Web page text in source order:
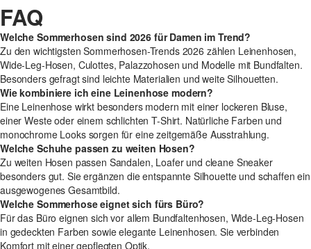
FAQ
Welche Sommerhosen sind 2026 für Damen im Trend?
Zu den wichtigsten Sommerhosen-Trends 2026 zählen Leinenhosen,
Wide-Leg-Hosen, Culottes, Palazzohosen und Modelle mit Bundfalten.
Besonders gefragt sind leichte Materialien und weite Silhouetten.
Wie kombiniere ich eine Leinenhose modern?
Eine Leinenhose wirkt besonders modern mit einer lockeren Bluse,
einer Weste oder einem schlichten T-Shirt. Natürliche Farben und
monochrome Looks sorgen für eine zeitgemäße Ausstrahlung.
Welche Schuhe passen zu weiten Hosen?
Zu weiten Hosen passen Sandalen, Loafer und cleane Sneaker
besonders gut. Sie ergänzen die entspannte Silhouette und schaffen ein
ausgewogenes Gesamtbild.
Welche Sommerhose eignet sich fürs Büro?
Für das Büro eignen sich vor allem Bundfaltenhosen, Wide-Leg-Hosen
in gedeckten Farben sowie elegante Leinenhosen. Sie verbinden
Komfort mit einer gepflegten Optik.